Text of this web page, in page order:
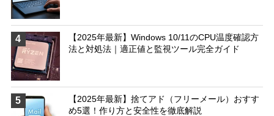
4
【2025年最新】Windows 10/11のCPU温度確認方
法と対処法｜適正値と監視ツール完全ガイド
5
【2025年最新】捨てアド（フリーメール）おすす
め5選！作り方と安全性を徹底解説